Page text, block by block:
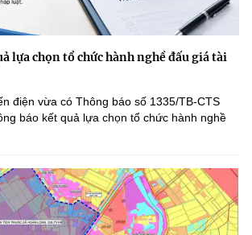
lựa chọn tổ chức hành nghề đấu giá tài
điện vừa có Thông báo số 1335/TB-CTS
báo kết quả lựa chọn tổ chức hành nghề